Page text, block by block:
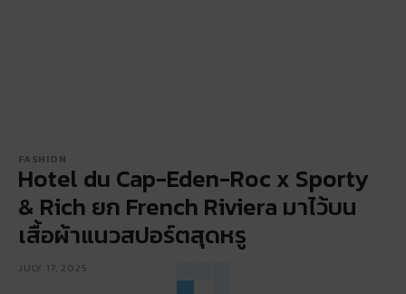
FASHION
Hotel du Cap-Eden-Roc x Sporty
& Rich ยก French Riviera มาไว้บน
เสื้อผ้าแนวสปอร์ตสุดหรู
JULY 17, 2025